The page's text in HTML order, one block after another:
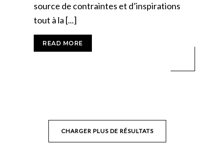
source de contraintes et d’inspirations
tout à la [...]
READ MORE
CHARGER PLUS DE RÉSULTATS